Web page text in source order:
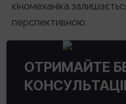
кіномеханіка
перспективною.
ОТРИМАЙТЕ